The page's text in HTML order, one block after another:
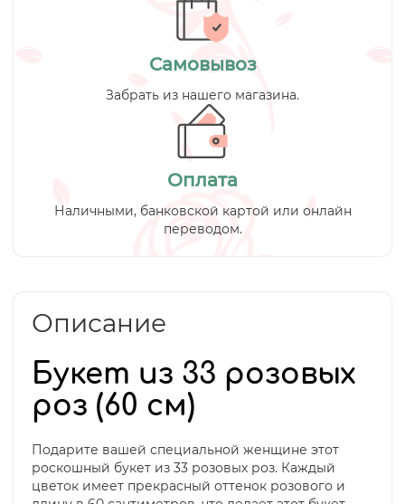
Самовывоз
Забрать из нашего магазина.
Оплата
Наличными, банковской картой или онлайн
переводом.
Описание
Букет из 33 розовых
роз (60 см)
Подарите вашей специальной женщине этот
роскошный букет из 33 розовых роз. Каждый
цветок имеет прекрасный оттенок розового и